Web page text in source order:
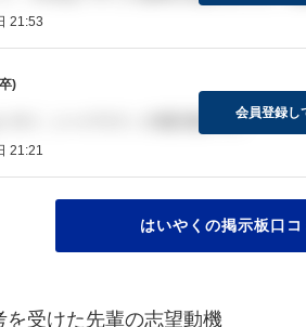
21:53
)
やく（ハイヤク）の掲示板です。
21:21
会員登録し
はいやくの掲示板口コ
を受けた先輩の志望動機